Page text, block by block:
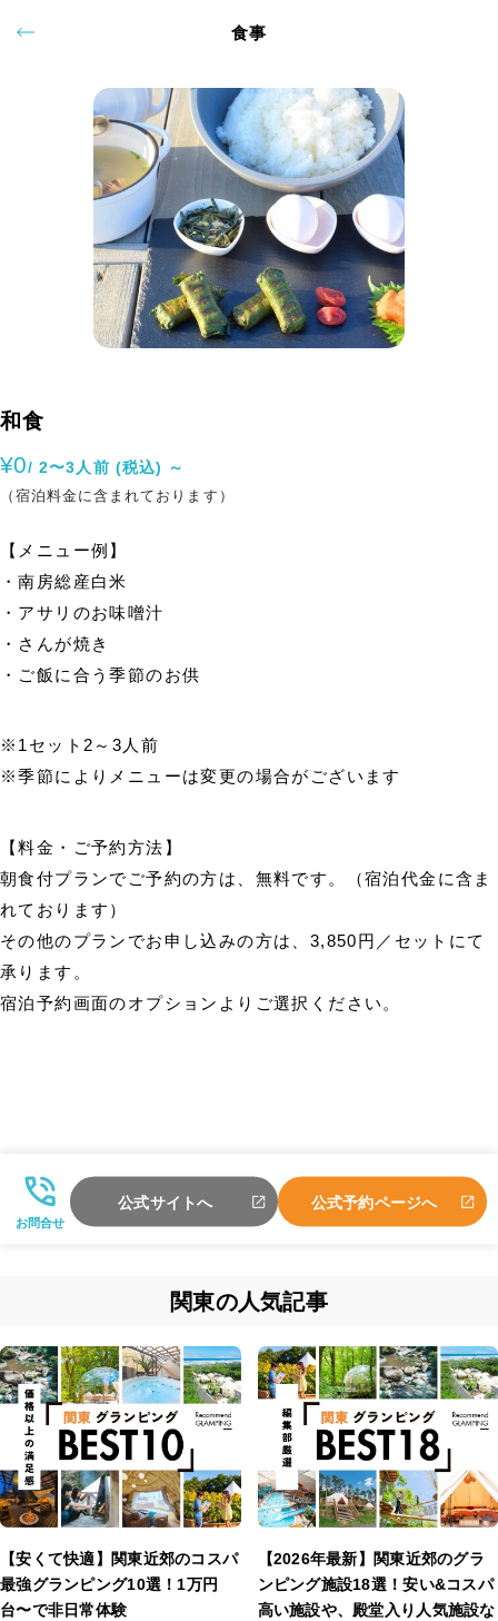
食事
和食
¥0/ 2〜3人前 (税込) ～
（宿泊料金に含まれております）
【メニュー例】
・南房総産白米
・アサリのお味噌汁
・さんが焼き
・ご飯に合う季節のお供
※1セット2～3人前
※季節によりメニューは変更の場合がございます
【料金・ご予約方法】
朝食付プランでご予約の方は、無料です。（宿泊代金に含ま
れております）
その他のプランでお申し込みの方は、3,850円／セットにて
承ります。
宿泊予約画面のオプションよりご選択ください。
お問合せ
公式サイトへ 公式予約ページへ
関東の人気記事
【安くて快適】関東近郊のコスパ
最強グランピング10選！1万円
台〜で非日常体験
【2026年最新】関東近郊のグラ
ンピング施設18選！安い&コスパ
高い施設や、殿堂入り人気施設な